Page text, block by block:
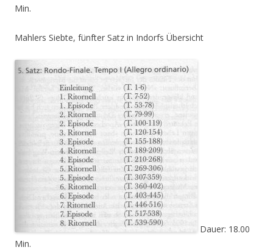
Min.
Mahlers Siebte, fünfter Satz in Indorfs Übersicht
Dauer: 18.00
Min.